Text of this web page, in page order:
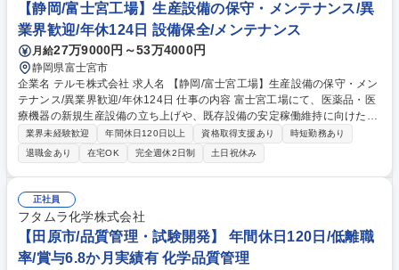
【静岡/富士宮工場】生産設備の保守・メンテナンス/異
業界歓迎/年休124日 設備保全/メンテナンス
月給27万9000円～53万4000円
静岡県富士宮市
企業名 テルモ株式会社 求人名 【静岡/富士宮工場】生産設備の保守・メン
テナンス/異業界歓迎/年休124日 仕事の内容 富士宮工場にて、医薬品・医
療機器の新規生産設備の立ち上げや、既存設備の安定稼働維持に向けた維
持管理・メンテナンス業務（オーバーホール、突発故障時の復旧・応急処
置等）をお任せ。【詳細】 ・既存設備のオーバーホール、機器更新、改良
改善・突発故障時の復旧、応急処置・新規設備立ち上げへの参画、データ
解析等 【業務割合】改善申請30％、新規ライン導入40％、試作装置組立
等30％。ご経験に併せ、まずは申請やライン導入を中心に担当いただく予
定。 【富士宮工場について】操業開始から60年を迎える。輸液剤/シリン
ジ/LAJEX容器/癒着防止剤/人工肺回路（エクモ）/血液バッグ等を製造。
募集職種 【静岡/富士宮工場】生産設備の保守・メンテナンス/異業界歓迎/
年休124日
業界未経験歓迎 年間休日120日以上 資格取得支援あり
時短勤務あり
退職金あり
在宅OK 完全週休2日制 土日祝休み
正社員
フタムラ化学株式会社
【田原市/品質管理・試験開発】 年間休日120日/低離職
率/賞与6.8か月実績有 化学品質管理